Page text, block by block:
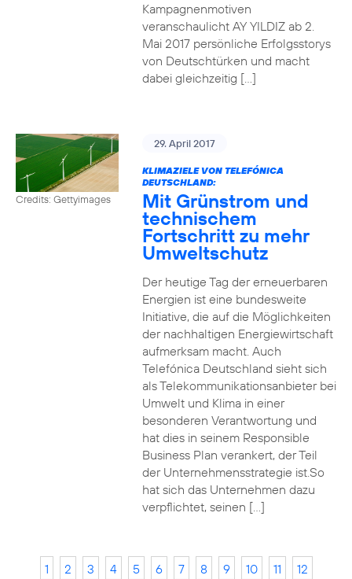
Kampagnenmotiven
veranschaulicht AY YILDIZ ab 2.
Mai 2017 persönliche Erfolgsstorys
von Deutschtürken und macht
dabei gleichzeitig […]
Credits: Gettyimages
29. April 2017
KLIMAZIELE VON TELEFÓNICA
DEUTSCHLAND:
Mit Grünstrom und
technischem
Fortschritt zu mehr
Umweltschutz
Der heutige Tag der erneuerbaren
Energien ist eine bundesweite
Initiative, die auf die Möglichkeiten
der nachhaltigen Energiewirtschaft
aufmerksam macht. Auch
Telefónica Deutschland sieht sich
als Telekommunikationsanbieter bei
Umwelt und Klima in einer
besonderen Verantwortung und
hat dies in seinem Responsible
Business Plan verankert, der Teil
der Unternehmensstrategie ist.So
hat sich das Unternehmen dazu
verpflichtet, seinen […]
1 2 3 4 5 6 7 8 9 10 11
12